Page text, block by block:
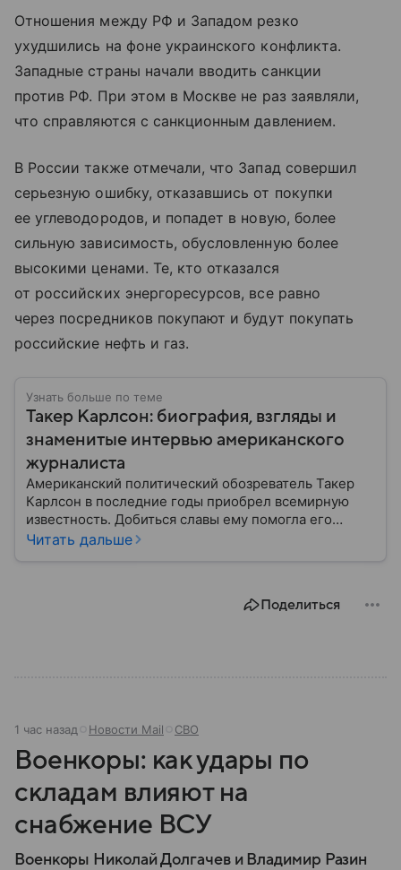
Отношения между РФ и Западом резко
ухудшились на фоне украинского конфликта.
Западные страны начали вводить санкции
против РФ. При этом в Москве не раз заявляли,
что справляются с санкционным давлением.
В России также отмечали, что Запад совершил
серьезную ошибку, отказавшись от покупки
ее углеводородов, и попадет в новую, более
сильную зависимость, обусловленную более
высокими ценами. Те, кто отказался
от российских энергоресурсов, все равно
через посредников покупают и будут покупать
российские нефть и газ.
Узнать больше по теме
Такер Карлсон: биография, взгляды и
знаменитые интервью американского
журналиста
Американский политический обозреватель Такер
Карлсон в последние годы приобрел всемирную
известность. Добиться славы ему помогла его
политическая позиция. Кроме того, журналист брал
Читать дальше
Поделиться
1 час назад Новости Mail СВО
Военкоры: как удары по
складам влияют на
снабжение ВСУ
Военкоры Николай Долгачев и Владимир Разин